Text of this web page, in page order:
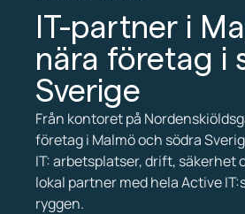
IT-partner i
nära företag i
Sverige
Från kontoret på
företag i Malmö och södra
IT: arbetsplatser, drift, säkerhet
lokal partner med hela Active
ryggen.